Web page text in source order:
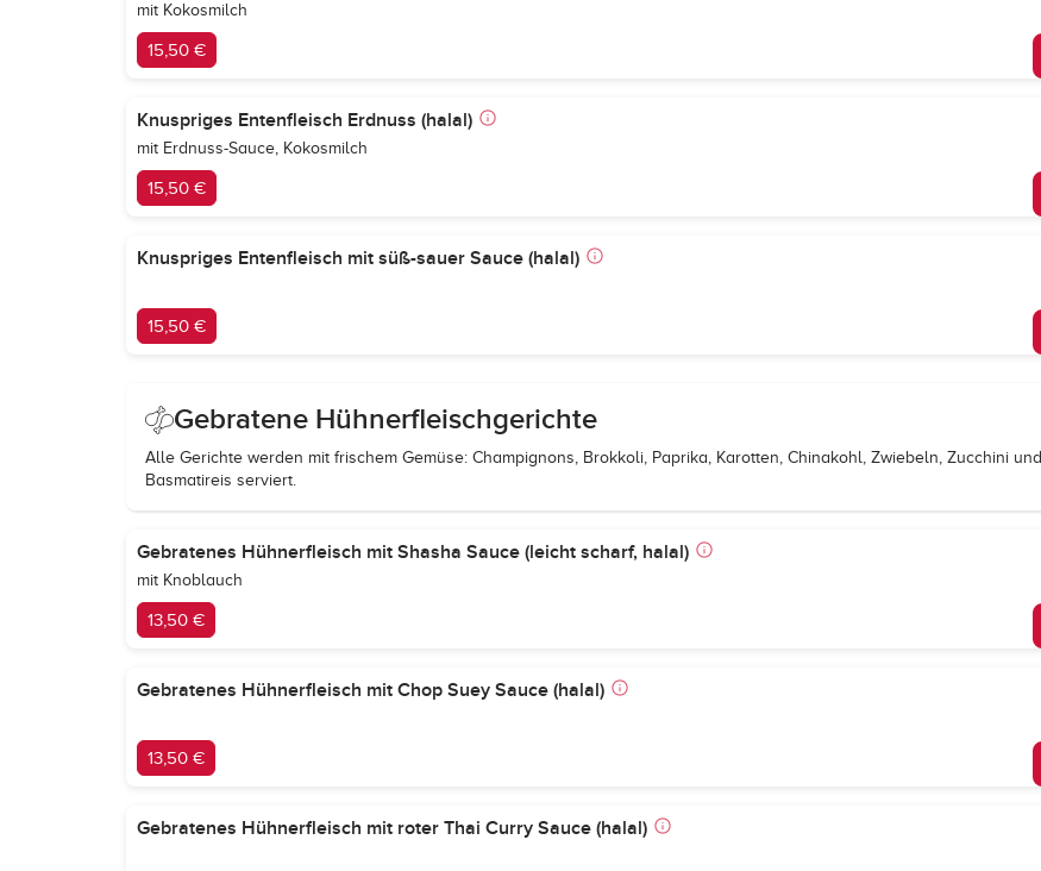
mit Kokosmilch
15,50 €
Knuspriges Entenfleisch Erdnuss (halal)
mit Erdnuss-Sauce, Kokosmilch
15,50 €
Knuspriges Entenfleisch mit süß-sauer Sauce (halal)
15,50 €
Gebratene Hühnerfleischgerichte
Alle Gerichte werden mit frischem Gemüse: Champignons, Brokkoli, Paprika, Karotten, Chinakohl, Zwiebeln, Zucchini und
Basmatireis serviert.
Gebratenes Hühnerfleisch mit Shasha Sauce (leicht scharf, halal)
mit Knoblauch
13,50 €
Gebratenes Hühnerfleisch mit Chop Suey Sauce (halal)
13,50 €
Gebratenes Hühnerfleisch mit roter Thai Curry Sauce (halal)